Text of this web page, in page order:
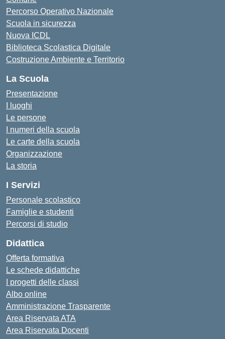
Percorso Operativo Nazionale
Scuola in sicurezza
Nuova ICDL
Biblioteca Scolastica Digitale
Costruzione Ambiente e Territorio
La Scuola
Presentazione
I luoghi
Le persone
I numeri della scuola
Le carte della scuola
Organizzazione
La storia
I Servizi
Personale scolastico
Famiglie e studenti
Percorsi di studio
Didattica
Offerta formativa
Le schede didattiche
I progetti delle classi
Albo online
Amministrazione Trasparente
Area Riservata ATA
Area Riservata Docenti